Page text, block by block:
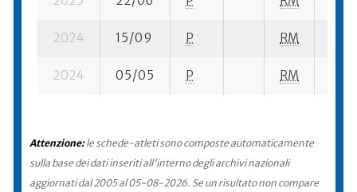
2024 15/09 P RM
2024 05/05 P RM
Attenzione:le schede-atleti sono composte automaticamente
sulla base dei dati inseriti all'interno degli archivi nazionali
aggiornati dal 2005 al 05-08-2026. Se un risultato non compare